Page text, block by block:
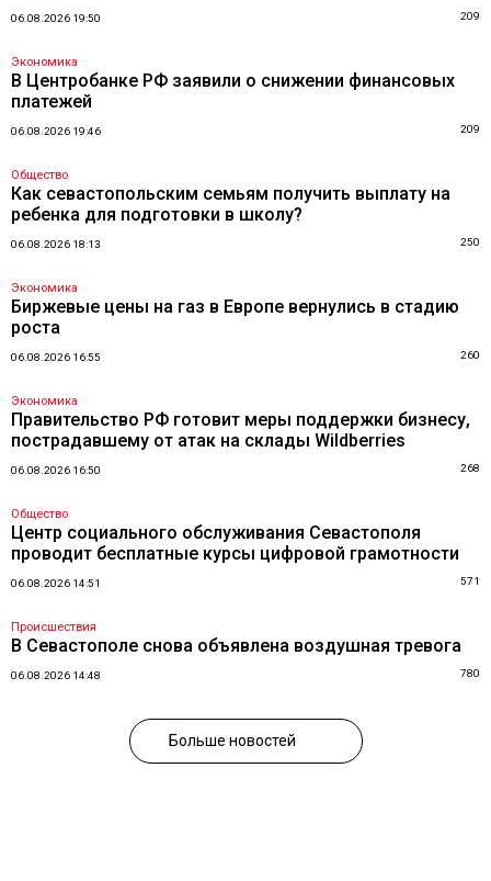
06.08.2026 19:50 209
Экономика
В Центробанке РФ заявили о снижении финансовых
платежей
06.08.2026 19:46 209
Общество
Как севастопольским семьям получить выплату на
ребенка для подготовки в школу?
06.08.2026 18:13 250
Экономика
Биржевые цены на газ в Европе вернулись в стадию
роста
06.08.2026 16:55 260
Экономика
Правительство РФ готовит меры поддержки бизнесу,
пострадавшему от атак на склады Wildberries
06.08.2026 16:50 268
Общество
Центр социального обслуживания Севастополя
проводит бесплатные курсы цифровой грамотности
06.08.2026 14:51 571
Происшествия
В Севастополе снова объявлена воздушная тревога
06.08.2026 14:48 780
Больше новостей